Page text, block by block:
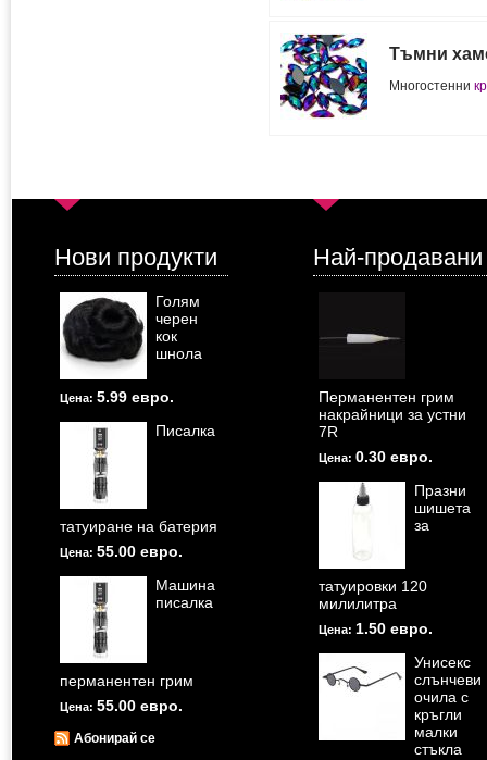
Тъмни
Многостенни
Нови продукти
Голям
черен
кок
шнола
Цена: 5.99 евро.
Писалка
татуиране на батерия
Цена: 55.00 евро.
Машина
писалка
перманентен грим
Цена: 55.00 евро.
Абонирай се
Най-продавани
Перманентен грим
накрайници за устни
7R
Цена: 0.30 евро.
Празни
шишета
за
татуировки 120
милилитра
Цена: 1.50 евро.
Унисекс
слънчеви
очила с
кръгли
малки
стъкла